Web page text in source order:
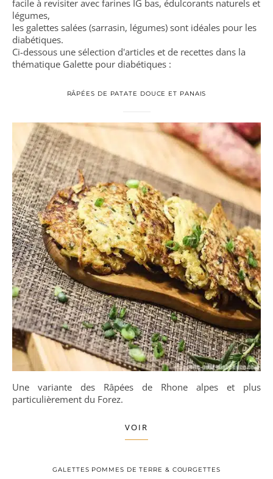
facile à revisiter avec farines IG bas, édulcorants naturels et
légumes,
les galettes salées (sarrasin, légumes) sont idéales pour les
diabétiques.
Ci-dessous une sélection d'articles et de recettes dans la
thématique Galette pour diabétiques :
RÂPÉES DE PATATE DOUCE ET PANAIS
Une variante des Râpées de Rhone alpes et plus
particulièrement du Forez.
VOIR
GALETTES POMMES DE TERRE & COURGETTES